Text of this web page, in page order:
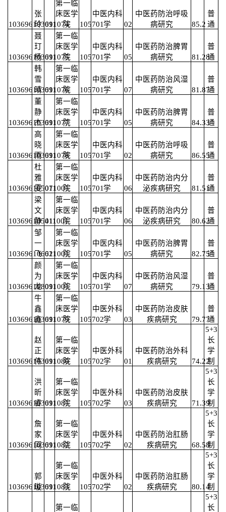
103696103691074
张
玲 011
第一临
床医学
院
105701
中医内科
学
02
中医药防治呼吸
病研究
85.2
普
通
103696103691075
聂
玎
杨 011
第一临
床医学
院
105701
中医内科
学
05
中医药防治脾胃
病研究
81.28
普
通
103696103691076
韩
雪
晴 011
第一临
床医学
院
105701
中医内科
学
07
中医药防治风湿
病研究
81.87
普
通
103696103691077
董
静
杰 011
第一临
床医学
院
105701
中医内科
学
05
中医药防治脾胃
病研究
84.33
普
通
103696103691078
高
晓
雨 011
第一临
床医学
院
105701
中医内科
学
02
中医药防治呼吸
病研究
86.55
普
通
103696105071001
杜
雅
雯 011
第一临
床医学
院
105701
中医内科
学
06
中医药防治内分
泌疾病研究
81.51
普
通
103696105411001
梁
文
静 011
第一临
床医学
院
105701
中医内科
学
06
中医药防治内分
泌疾病研究
80.62
普
通
103696106621001
邹
一
飞 011
第一临
床医学
院
105701
中医内科
学
05
中医药防治脾胃
病研究
82.75
普
通
103696108091001
颜
为
龙 011
第一临
床医学
院
105701
中医内科
学
07
中医药防治风湿
病研究
79.13
普
通
103696103691079
牛
鑫
鑫 011
第一临
床医学
院
105702
中医外科
学
03
中医药防治皮肤
疾病研究
79.77
普
通
103696103691080
赵
正
伟 011
第一临
床医学
院
105702
中医外科
学
01
中医药防治外科
疾病研究
74.22
5+3
长
学
制
103696103691081
洪
昕
睿 011
第一临
床医学
院
105702
中医外科
学
03
中医药防治皮肤
疾病研究
71.39
5+3
长
学
制
103696103691082
詹
家
同 011
第一临
床医学
院
105702
中医外科
学
02
中医药防治肛肠
疾病研究
68.58
5+3
长
学
制
103696103691083
郭
璇 011
第一临
床医学
院
105702
中医外科
学
02
中医药防治肛肠
疾病研究
80.14
5+3
长
学
制
第一临
5+3
长